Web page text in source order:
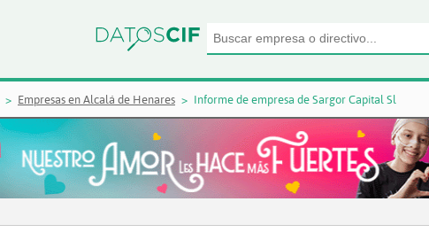
Empresas en Alcalá de Henares Informe de empresa de Sargor Capital Sl